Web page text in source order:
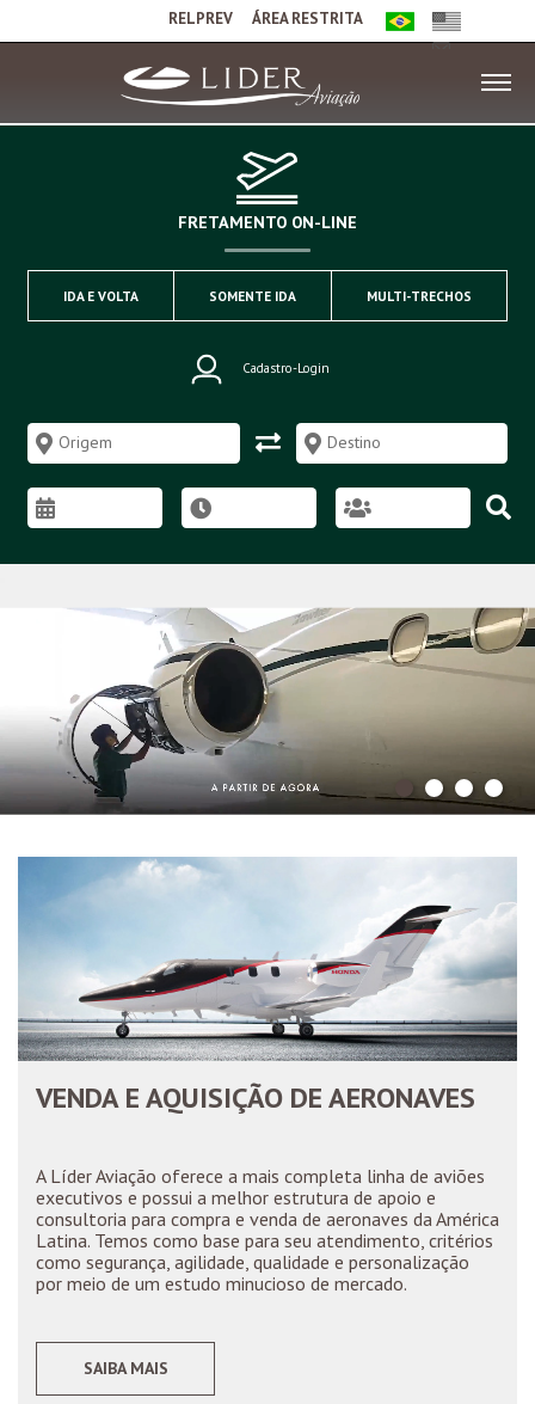
RELPREV ÁREA RESTRITA
FRETAMENTO ON-LINE
IDA E VOLTA SOMENTE IDA MULTI-TRECHOS
Cadastro-Login
Origem Destino
VENDA E AQUISIÇÃO DE AERONAVES
A Líder Aviação oferece a mais completa linha de aviões
executivos e possui a melhor estrutura de apoio e
consultoria para compra e venda de aeronaves da América
Latina. Temos como base para seu atendimento, critérios
como segurança, agilidade, qualidade e personalização
por meio de um estudo minucioso de mercado.
SAIBA MAIS